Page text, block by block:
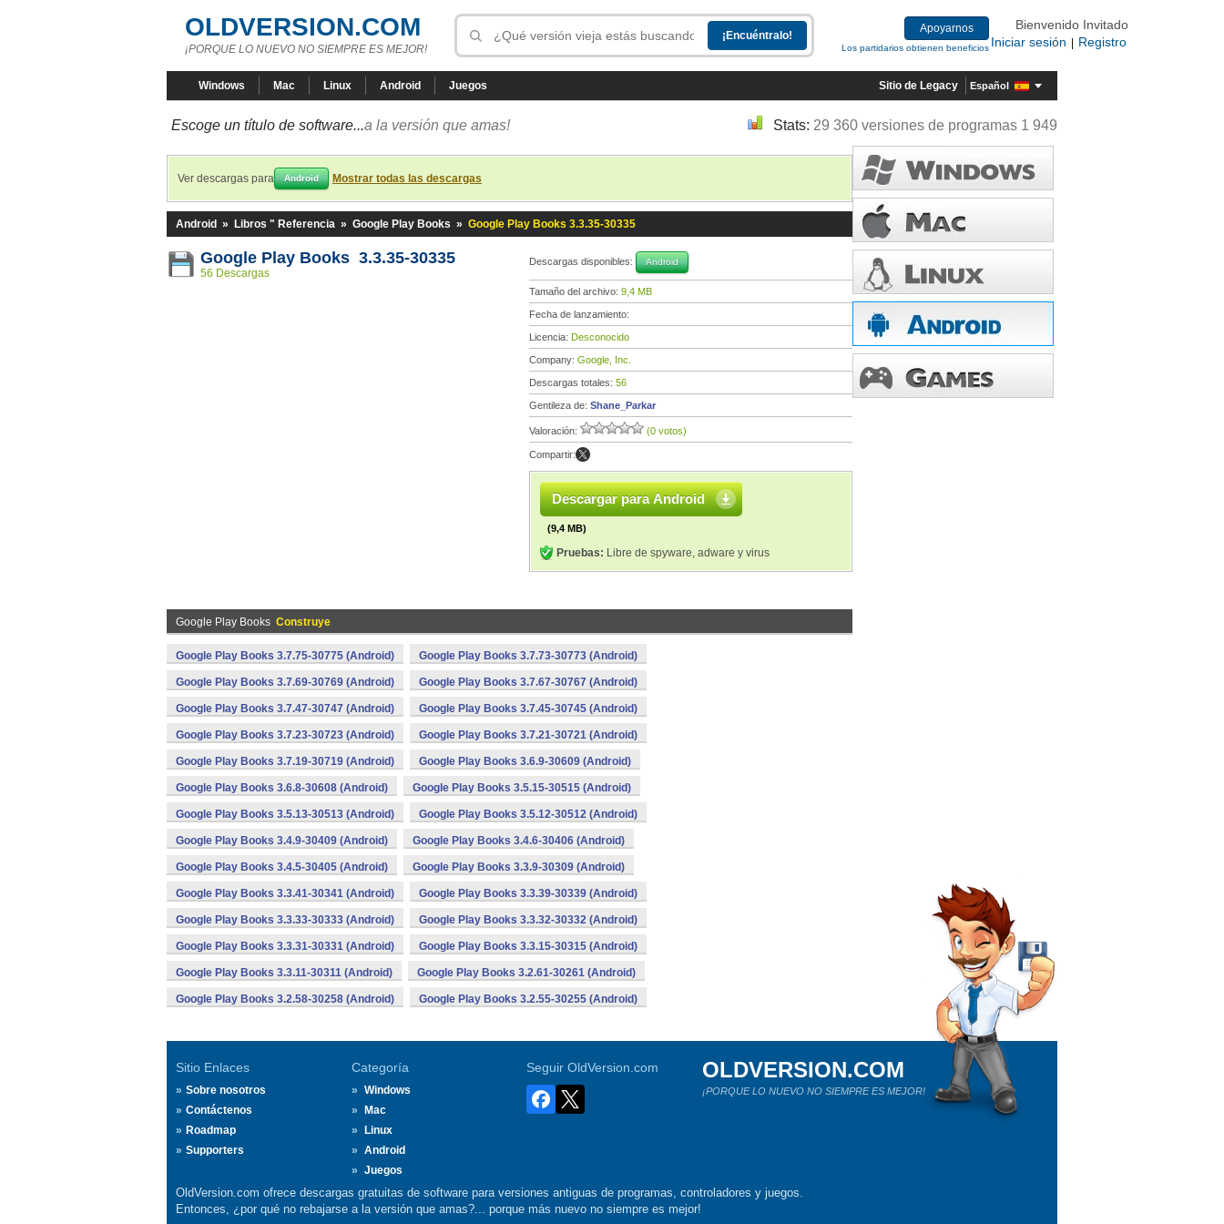
OLDVERSION.COM
¡PORQUE LO NUEVO NO SIEMPRE ES MEJOR!
Apoyarnos
Los partidarios obtienen beneficios
Bienvenido Invitado
Iniciar sesión
Registro
Windows Mac Linux Android Juegos Sitio de Legacy Español
Escoge un título de software...a la versión que amas! Stats: 29 360 versiones de programas 1 949
Ver descargas para Android Mostrar todas las descargas
Android » Libros " Referencia » Google Play Books » Google Play Books 3.3.35-30335
Google Play Books 3.3.35-30335
56 Descargas
Descargas disponibles: Android
Tamaño del archivo: 9,4 MB
Fecha de lanzamiento:
Licencia: Desconocido
Company: Google, Inc.
Descargas totales: 56
Gentileza de: Shane_Parkar
Valoración: (0 votos)
Compartir:
Descargar para Android
(9,4 MB)
Pruebas: Libre de spyware, adware y virus
Google Play Books Construye
Google Play Books 3.7.75-30775 (Android) Google Play Books 3.7.73-30773 (Android)
Google Play Books 3.7.69-30769 (Android) Google Play Books 3.7.67-30767 (Android)
Google Play Books 3.7.47-30747 (Android) Google Play Books 3.7.45-30745 (Android)
Google Play Books 3.7.23-30723 (Android) Google Play Books 3.7.21-30721 (Android)
Google Play Books 3.7.19-30719 (Android) Google Play Books 3.6.9-30609 (Android)
Google Play Books 3.6.8-30608 (Android) Google Play Books 3.5.15-30515 (Android)
Google Play Books 3.5.13-30513 (Android) Google Play Books 3.5.12-30512 (Android)
Google Play Books 3.4.9-30409 (Android) Google Play Books 3.4.6-30406 (Android)
Google Play Books 3.4.5-30405 (Android) Google Play Books 3.3.9-30309 (Android)
Google Play Books 3.3.41-30341 (Android) Google Play Books 3.3.39-30339 (Android)
Google Play Books 3.3.33-30333 (Android) Google Play Books 3.3.32-30332 (Android)
Google Play Books 3.3.31-30331 (Android) Google Play Books 3.3.15-30315 (Android)
Google Play Books 3.3.11-30311 (Android) Google Play Books 3.2.61-30261 (Android)
Google Play Books 3.2.58-30258 (Android) Google Play Books 3.2.55-30255 (Android)
Sitio Enlaces
Sobre nosotros
Contáctenos
Roadmap
Supporters
Categoría
Windows
Mac
Linux
Android
Juegos
Seguir OldVersion.com OLDVERSION.COM
¡PORQUE LO NUEVO NO SIEMPRE ES MEJOR!
OldVersion.com ofrece descargas gratuitas de software para versiones antiguas de programas, controladores y juegos.
Entonces, ¿por qué no rebajarse a la versión que amas?... porque más nuevo no siempre es mejor!